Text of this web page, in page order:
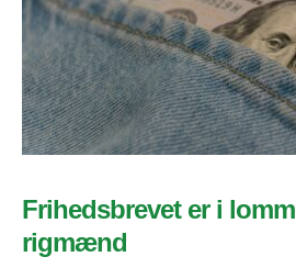
Frihedsbrevet er i
rigmænd